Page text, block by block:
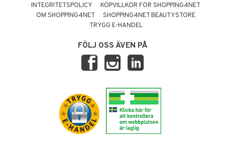
INTEGRITETSPOLICY
KÖPVILLKOR FÖR SHOPPING4NET
OM SHOPPING4NET
SHOPPING4NET BEAUTYSTORE
TRYGG E-HANDEL
FÖLJ OSS ÄVEN PÅ